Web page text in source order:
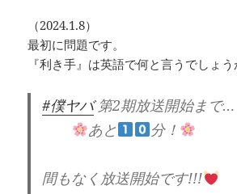
（2024.1.8）
最初に問題です。
『利き手』は英語で何と言うでしょう
#僕ヤバ第2期放送開始まで…
あと
分！
間もなく放送開始です!!!